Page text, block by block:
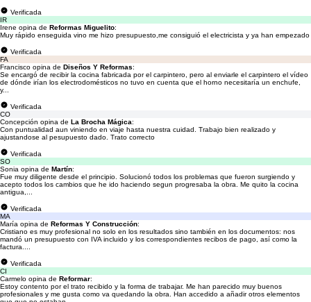
Verificada
IR
Irene opina de Reformas Miguelito:
Muy rápido enseguida vino me hizo presupuesto,me consiguió el electricista y ya han empezado
Verificada
FA
Francisco opina de Diseños Y Reformas:
Se encargó de recibir la cocina fabricada por el carpintero, pero al enviarle el carpintero el vídeo
de dónde irían los electrodomésticos no tuvo en cuenta que el horno necesitaría un enchufe,
y...
Verificada
CO
Concepción opina de La Brocha Mágica:
Con puntualidad aun viniendo en viaje hasta nuestra cuidad. Trabajo bien realizado y
ajustandose al pesupuesto dado. Trato correcto
Verificada
SO
Sonia opina de Martín:
Fue muy diligente desde el principio. Solucionó todos los problemas que fueron surgiendo y
acepto todos los cambios que he ido haciendo segun progresaba la obra. Me quito la cocina
antigua,...
Verificada
MA
María opina de Reformas Y Construcción:
Cristiano es muy profesional no solo en los resultados sino también en los documentos: nos
mandó un presupuesto con IVA incluido y los correspondientes recibos de pago, así como la
factura....
Verificada
CI
Carmelo opina de Reformar:
Estoy contento por el trato recibido y la forma de trabajar. Me han parecido muy buenos
profesionales y me gusta como va quedando la obra. Han accedido a añadir otros elementos